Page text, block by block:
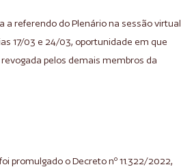
a referendo do Plenário na sessão virtual
17/03 e 24/03, oportunidade em que
pelos demais membros da
promulgado o Decreto nº 11.322/2022,